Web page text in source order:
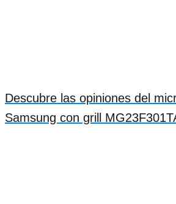
Descubre las opiniones del
Samsung con grill